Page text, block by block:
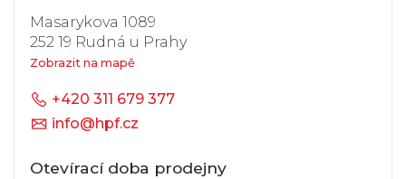
Masarykova 1089
252 19 Rudná u Prahy
Zobrazit na mapě
+420 311 679 377
info@hpf.cz
Otevírací doba prodejny